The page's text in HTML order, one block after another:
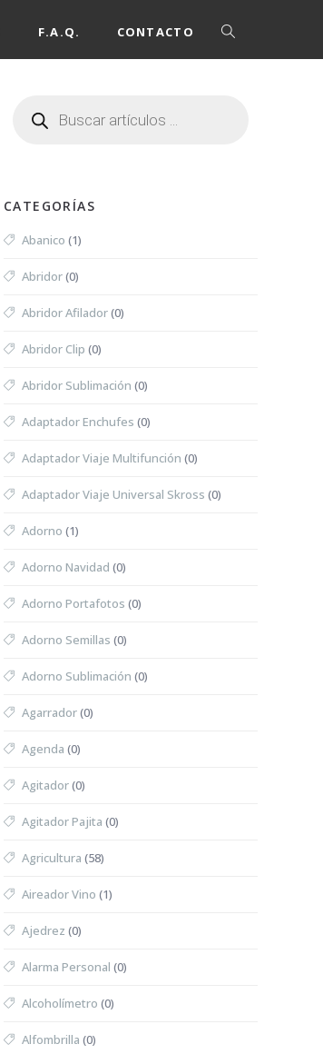
F.A.Q. CONTACTO
CATEGORÍAS
Abanico (1)
Abridor(0)
Abridor Afilador(0)
Abridor Clip (0)
Abridor Sublimación (0)
Adaptador Enchufes (0)
Adaptador Viaje Multifunción (0)
Adaptador Viaje Universal Skross (0)
Adorno (1)
Adorno Navidad (0)
Adorno Portafotos (0)
Adorno Semillas (0)
Adorno Sublimación (0)
Agarrador(0)
Agenda (0)
Agitador(0)
Agitador Pajita (0)
Agricultura (58)
Aireador Vino (1)
Ajedrez (0)
Alarma Personal (0)
Alcoholímetro (0)
Alfombrilla (0)